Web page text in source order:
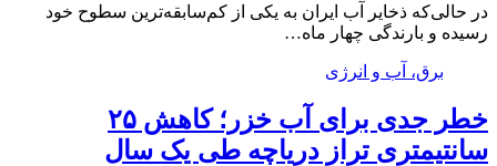
در حالی‌که ذخایر آب ایران به یکی از کم‌سابقه‌ترین سطوح خود
رسیده و بارندگی چهار ماه…
برق، آب و انرژی
خطر جدی برای آب خزر؛ کاهش ۲۵
سانتیمتری تراز دریاچه طی یک سال